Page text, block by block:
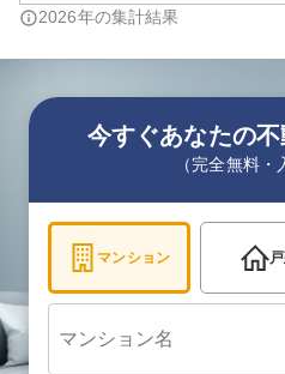
2026年の集計結果
今すぐあなたの
（完全無料・
マンション